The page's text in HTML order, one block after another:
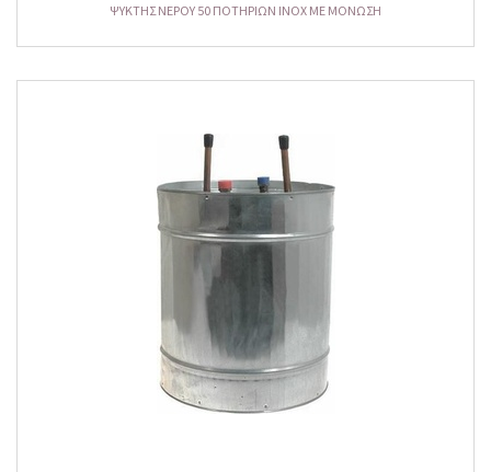
ΨΥΚΤΗΣ NEPOY 50 ΠΟΤΗΡΙΩΝ INOX ME ΜΟΝΩΣΗ